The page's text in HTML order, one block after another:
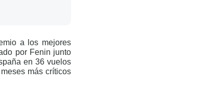
a los mejores
por Fenin junto
en 36 vuelos
más críticos